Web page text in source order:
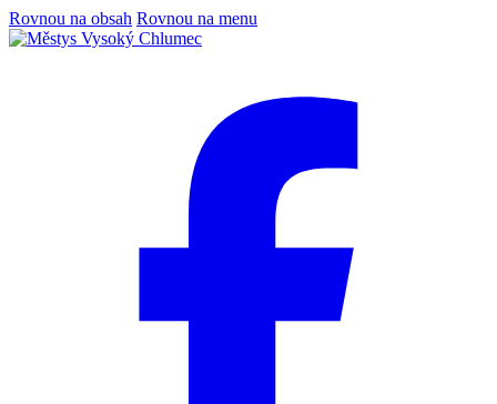
Rovnou na obsah Rovnou na menu